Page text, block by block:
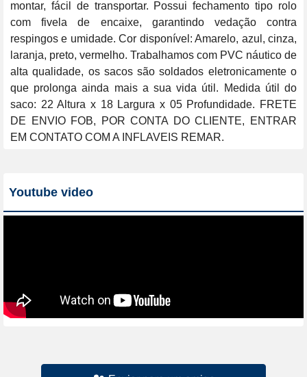
montar, fácil de transportar. Possui fechamento tipo rolo
com fivela de encaixe, garantindo vedação contra
respingos e umidade. Cor disponível: Amarelo, azul, cinza,
laranja, preto, vermelho. Trabalhamos com PVC náutico de
alta qualidade, os sacos são soldados eletronicamente o
que prolonga ainda mais a sua vida útil. Medida útil do
saco: 22 Altura x 18 Largura x 05 Profundidade. FRETE
DE ENVIO FOB, POR CONTA DO CLIENTE, ENTRAR
EM CONTATO COM A INFLAVEIS REMAR.
Youtube video